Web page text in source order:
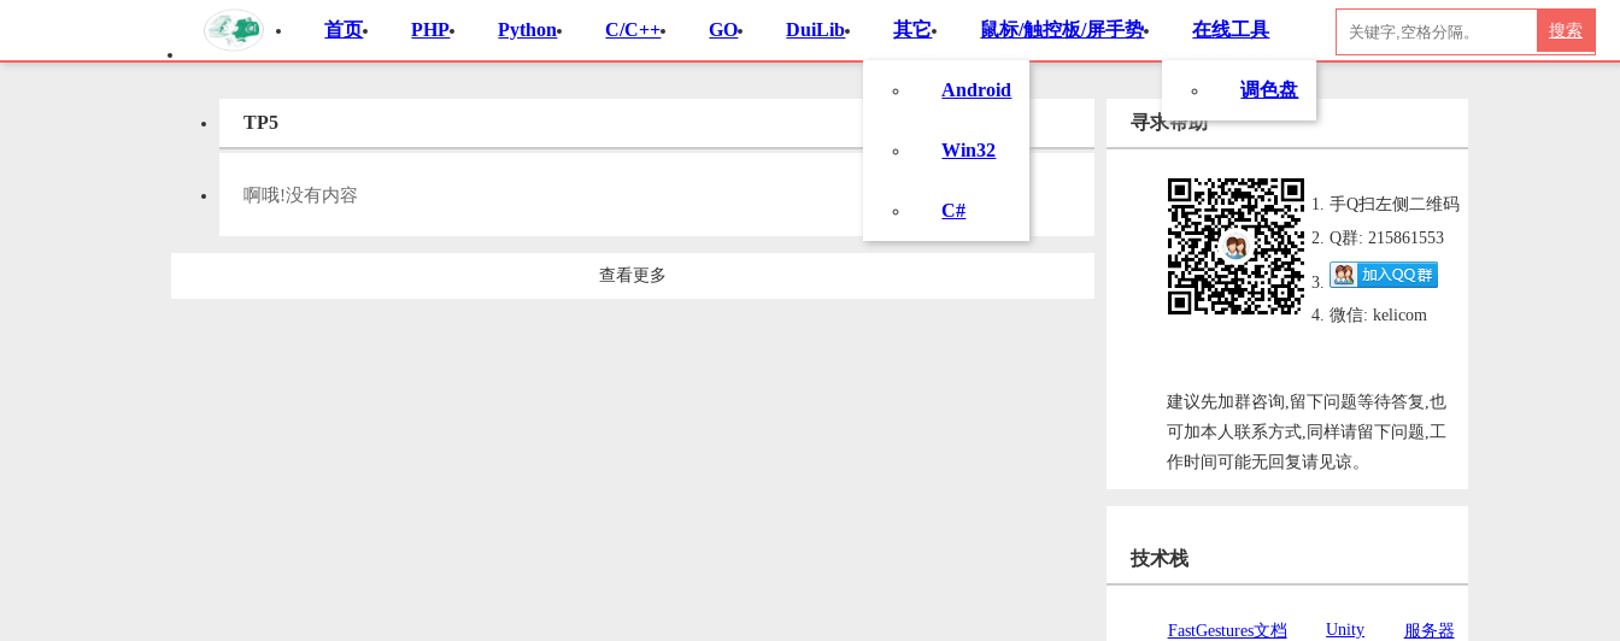
首页 PHP Python C/C++ GO DuiLib 其它
Android
Win32
C#
鼠标/触控板/屏手势 在线工具
调色盘
搜索
TP5
啊哦!没有内容
查看更多
寻求帮助
手Q扫左侧二维码
Q群: 215861553
微信: kelicom
建议先加群咨询,留下问题等待答复,也
可加本人联系方式,同样请留下问题,工
作时间可能无回复请见谅。
技术栈
FastGestures文档 Unity
服务器